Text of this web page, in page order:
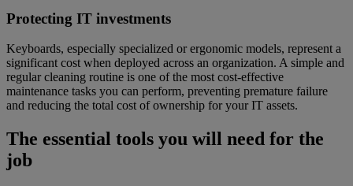
Protecting IT investments
Keyboards, especially specialized or ergonomic models, represent a
significant cost when deployed across an organization. A simple and
regular cleaning routine is one of the most cost-effective
maintenance tasks you can perform, preventing premature failure
and reducing the total cost of ownership for your IT assets.
The essential tools you will need for the
job